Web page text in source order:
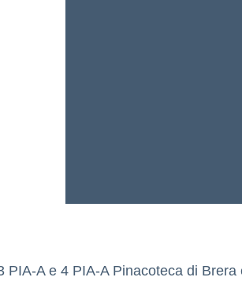
PIA-A e 4 PIA-A Pinacoteca di Brera